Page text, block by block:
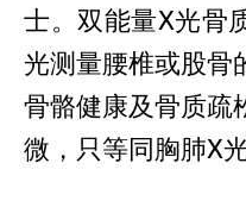
士。双能量X光骨
光测量腰椎或股骨
骨骼健康及骨质疏
微，只等同胸肺X